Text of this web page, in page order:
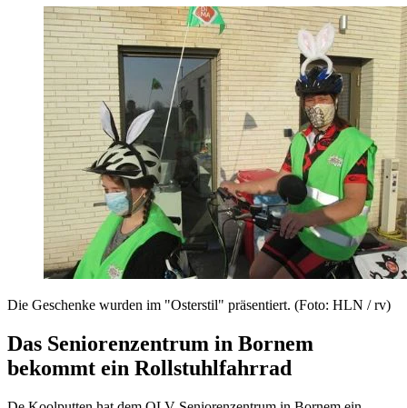
Die Geschenke wurden im "Osterstil" präsentiert. (Foto: HLN / rv)
Das Seniorenzentrum in Bornem
bekommt ein Rollstuhlfahrrad